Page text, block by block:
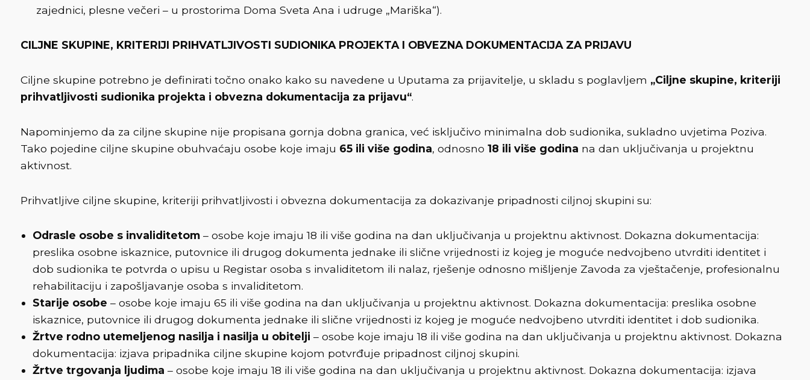
zajednici, plesne večeri – u prostorima Doma Sveta Ana i udruge „Mariška“).
CILJNE SKUPINE, KRITERIJI PRIHVATLJIVOSTI SUDIONIKA PROJEKTA I OBVEZNA DOKUMENTACIJA ZA PRIJAVU
Ciljne skupine potrebno je definirati točno onako kako su navedene u Uputama za prijavitelje, u skladu s poglavljem „Ciljne skupine, kriteriji
prihvatljivosti sudionika projekta i obvezna dokumentacija za prijavu“.
Napominjemo da za ciljne skupine nije propisana gornja dobna granica, već isključivo minimalna dob sudionika, sukladno uvjetima Poziva.
Tako pojedine ciljne skupine obuhvaćaju osobe koje imaju 65 ili više godina, odnosno 18 ili više godina na dan uključivanja u projektnu
aktivnost.
Prihvatljive ciljne skupine, kriteriji prihvatljivosti i obvezna dokumentacija za dokazivanje pripadnosti ciljnoj skupini su:
Odrasle osobe s invaliditetom– osobe koje imaju 18 ili više godina na dan uključivanja u projektnu aktivnost. Dokazna dokumentacija:
preslika osobne iskaznice, putovnice ili drugog dokumenta jednake ili slične vrijednosti iz kojeg je moguće nedvojbeno utvrditi identitet i
dob sudionika te potvrda o upisu u Registar osoba s invaliditetom ili nalaz, rješenje odnosno mišljenje Zavoda za vještačenje, profesionalnu
rehabilitaciju i zapošljavanje osoba s invaliditetom.
Starije osobe – osobe koje imaju 65 ili više godina na dan uključivanja u projektnu aktivnost. Dokazna dokumentacija: preslika osobne
iskaznice, putovnice ili drugog dokumenta jednake ili slične vrijednosti iz kojeg je moguće nedvojbeno utvrditi identitet i dob sudionika.
Žrtve rodno utemeljenog nasilja i nasilja u obitelji – osobe koje imaju 18 ili više godina na dan uključivanja u projektnu aktivnost. Dokazna
dokumentacija: izjava pripadnika ciljne skupine kojom potvrđuje pripadnost ciljnoj skupini.
Žrtve trgovanja ljudima – osobe koje imaju 18 ili više godina na dan uključivanja u projektnu aktivnost. Dokazna dokumentacija: izjava